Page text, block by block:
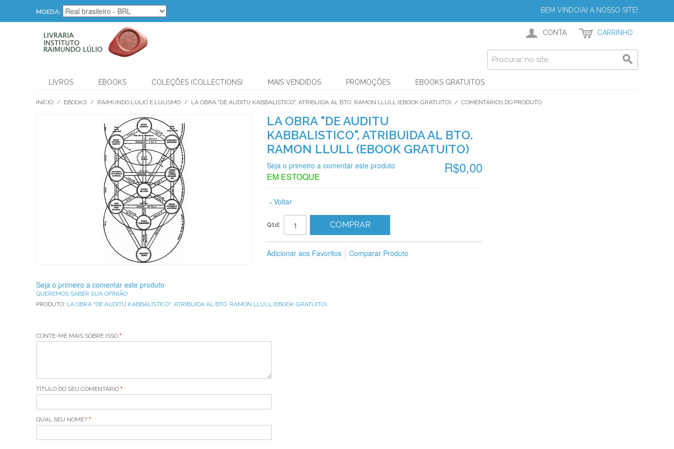
MOEDA: BEM VINDO(A) A NOSSO SITE!
CONTA CARRINHO
LIVROS EBOOKS COLEÇÕES (COLLECTIONS) MAIS VENDIDOS PROMOÇÕES EBOOKS GRATUITOS
INÍCIO / EBOOKS / RAIMUNDO LÚLIO E LULISMO / LA OBRA "DE AUDITU KABBALISTICO", ATRIBUIDA AL BTO. RAMON LLULL (EBOOK GRATUITO) / COMENTÁRIOS DO PRODUTO
LA OBRA "DE AUDITU
KABBALISTICO", ATRIBUIDA AL BTO.
RAMON LLULL (EBOOK GRATUITO)
R$0,00
Seja o primeiro a comentar este produto
EM ESTOQUE
« Voltar
Qtd: COMPRAR
Adicionar aos Favoritos Comparar Produto
Seja o primeiro a comentar este produto
QUEREMOS SABER SUA OPINIÃO
PRODUTO: LA OBRA "DE AUDITU KABBALISTICO", ATRIBUIDA AL BTO. RAMON LLULL (EBOOK GRATUITO)
CONTE-ME MAIS SOBRE ISSO
TÍTULO DO SEU COMENTÁRIO
QUAL SEU NOME?